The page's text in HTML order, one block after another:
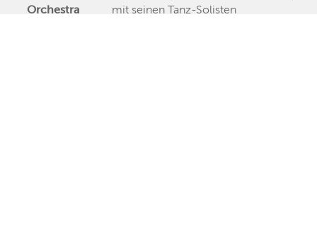
Orchestra
mit seinen Tanz-Solisten